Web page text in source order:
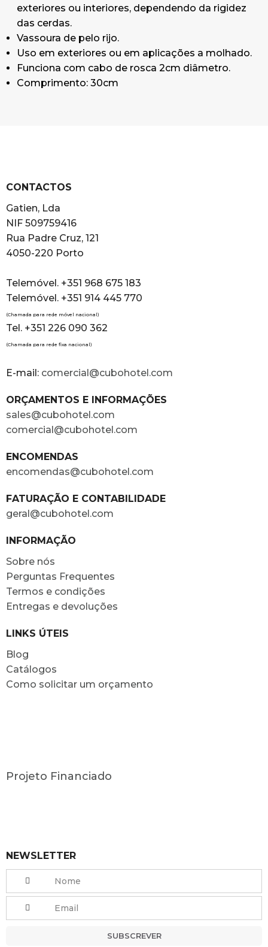
exteriores ou interiores, dependendo da rigidez
das cerdas.
Vassoura de pelo rijo.
Uso em exteriores ou em aplicações a molhado.
Funciona com cabo de rosca 2cm diâmetro.
Comprimento: 30cm
CONTACTOS
Gatien, Lda
NIF 509759416
Rua Padre Cruz, 121
4050-220 Porto
Telemóvel. +351 968 675 183
Telemóvel. +351 914 445 770
(Chamada para rede móvel nacional)
Tel. +351 226 090 362
(Chamada para rede fixa nacional)
E-mail: comercial@cubohotel.com
ORÇAMENTOS E INFORMAÇÕES
sales@cubohotel.com
comercial@cubohotel.com
ENCOMENDAS
encomendas@cubohotel.com
FATURAÇÃO E CONTABILIDADE
geral@cubohotel.com
INFORMAÇÃO
Sobre nós
Perguntas Frequentes
Termos e condições
Entregas e devoluções
LINKS ÚTEIS
Blog
Catálogos
Como solicitar um orçamento
Projeto Financiado
NEWSLETTER
SUBSCREVER